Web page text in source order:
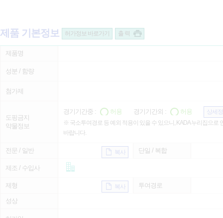
제품 기본정보 허가정보 바로가기 출 력
제품명
성분 / 함량
첨가제
도핑금지
약물정보
경기기간중 : 허용 경기기간외 : 허용
상세
※ 국소투여경로 등 예외 적용이 있을 수 있으니, KADA 누리집으로
바랍니다.
전문 / 일반 복사 단일 / 복합
제조 / 수입사
제형 복사 투여경로
성상